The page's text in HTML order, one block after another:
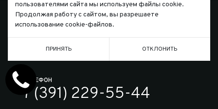
ТЕЛЕФОН
7 (391) 229-55-44
пользователями сайта мы используем файлы cookie.
Продолжая работу с сайтом, вы разрешаете
использование cookie-файлов.
ПРИНЯТЬ ОТКЛОНИТЬ